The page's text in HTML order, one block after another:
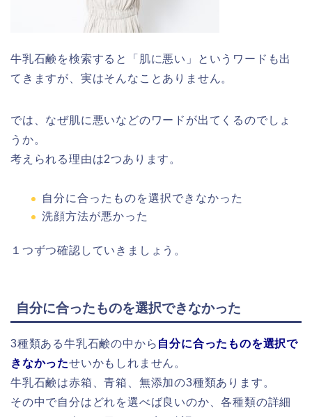
牛乳石鹸を検索すると「肌に悪い」というワードも出
てきますが、実はそんなことありません。
では、なぜ肌に悪いなどのワードが出てくるのでしょ
うか。
考えられる理由は2つあります。
自分に合ったものを選択できなかった
洗顔方法が悪かった
１つずつ確認していきましょう。
自分に合ったものを選択できなかった
3種類ある牛乳石鹸の中から 自分に合ったものを選択で
きなかったせいかもしれません。
牛乳石鹸は赤箱、青箱、無添加の3種類あります。
その中で自分はどれを選べば良いのか、各種類の詳細